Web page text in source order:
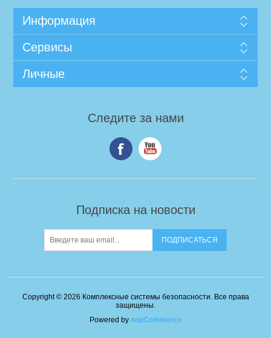
Информация
Сервисы
Личные
Следите за нами
Подписка на новости
Copyright © 2026 Комплексные системы безопасности. Все права
защищены.
Powered by nopCommerce